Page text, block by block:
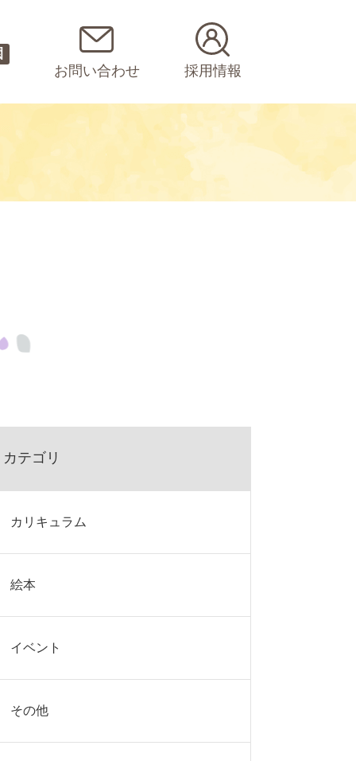
お問い合わせ 採用情報
カテゴリ
カリキュラム
絵本
イベント
その他